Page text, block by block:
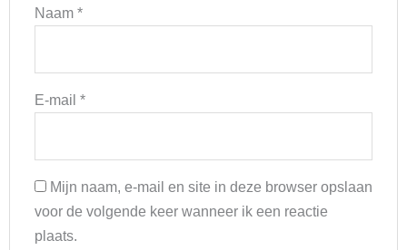
Naam *
E-mail *
Mijn naam, e-mail en site in deze browser opslaan
voor de volgende keer wanneer ik een reactie
plaats.